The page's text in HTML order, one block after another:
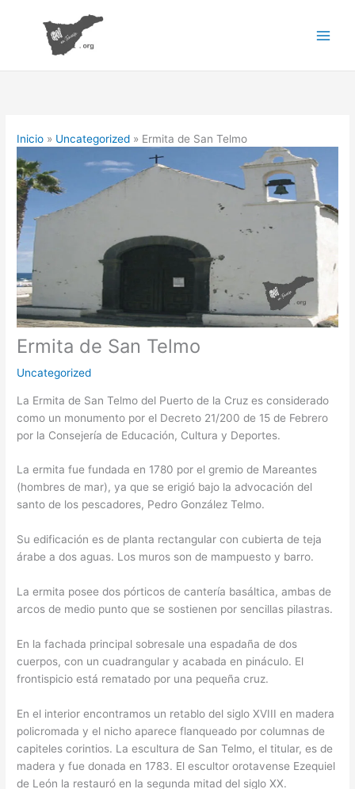
contenido
Inicio Uncategorized Ermita de San Telmo
Ermita de San Telmo
Uncategorized
La Ermita de San Telmo del Puerto de la Cruz es considerado
como un monumento por el Decreto 21/200 de 15 de Febrero
por la Consejería de Educación, Cultura y Deportes.
La ermita fue fundada en 1780 por el gremio de Mareantes
(hombres de mar), ya que se erigió bajo la advocación del
santo de los pescadores, Pedro González Telmo.
Su edificación es de planta rectangular con cubierta de teja
árabe a dos aguas. Los muros son de mampuesto y barro.
La ermita posee dos pórticos de cantería basáltica, ambas de
arcos de medio punto que se sostienen por sencillas pilastras.
En la fachada principal sobresale una espadaña de dos
cuerpos, con un cuadrangular y acabada en pináculo. El
frontispicio está rematado por una pequeña cruz.
En el interior encontramos un retablo del siglo XVIII en madera
policromada y el nicho aparece flanqueado por columnas de
capiteles corintios. La escultura de San Telmo, el titular, es de
madera y fue donada en 1783. El escultor orotavense Ezequiel
de León la restauró en la segunda mitad del siglo XX.